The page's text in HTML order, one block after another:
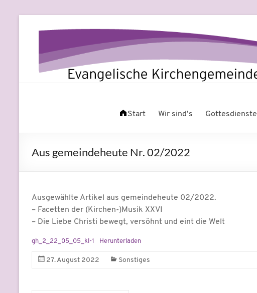
Inhalt
Evangelische
Beuel
Start Wir sind’s Gottesdienste
Aus gemeindeheute Nr. 02/2022
Ausgewählte Artikel aus gemeindeheute 02/2022.
– Facetten der (Kirchen-)Musik XXVI
– Die Liebe Christi bewegt, versöhnt und eint die Welt
gh_2_22_05_05_kl-1 Herunterladen
27. August 2022 Sonstiges